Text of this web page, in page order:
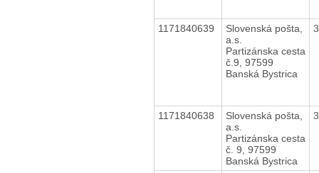
1171840639
Slovenská pošta,
a.s.
Partizánska cesta
č.9, 97599
Banská Bystrica
1171840638
Slovenská pošta,
a.s.
Partizánska cesta
č. 9, 97599
Banská Bystrica